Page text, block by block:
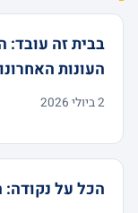
בבית זה עובד:
העונות
2 ביולי 2026
הכל על נקודה: